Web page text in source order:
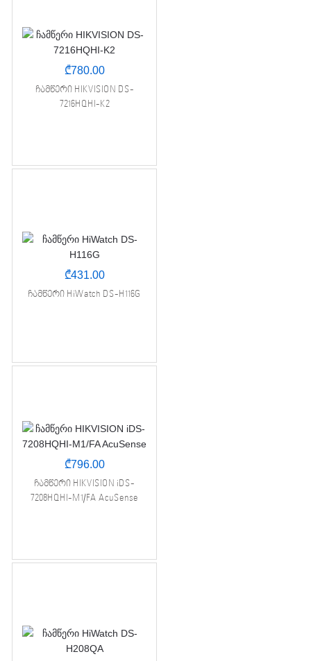
₾780.00
ჩამწერი HIKVISION DS-
7216HQHI-K2
₾431.00
ჩამწერი HiWatch DS-H116G
₾796.00
ჩამწერი HIKVISION iDS-
7208HQHI-M1/FA AcuSense